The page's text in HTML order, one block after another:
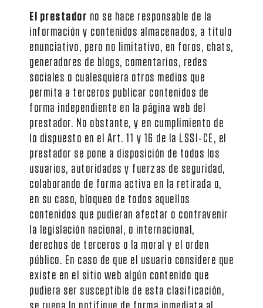
El prestador no se hace responsable de la
información y contenidos almacenados, a título
enunciativo, pero no limitativo, en foros, chats,
generadores de blogs, comentarios, redes
sociales o cualesquiera otros medios que
permita a terceros publicar contenidos de
forma independiente en la página web del
prestador. No obstante, y en cumplimiento de
lo dispuesto en el Art. 11 y 16 de la LSSI-CE, el
prestador se pone a disposición de todos los
usuarios, autoridades y fuerzas de seguridad,
colaborando de forma activa en la retirada o,
en su caso, bloqueo de todos aquellos
contenidos que pudieran afectar o contravenir
la legislación nacional, o internacional,
derechos de terceros o la moral y el orden
público. En caso de que el usuario considere que
existe en el sitio web algún contenido que
pudiera ser susceptible de esta clasificación,
se ruega lo notifique de forma inmediata al